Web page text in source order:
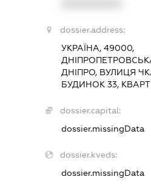
dossier.address:
УКРАЇНА, 49000,
ДНІПРО, ВУЛИЦЯ
БУДИНОК 33,
dossier.capital:
dossier.missingData
dossier.kveds:
dossier.missingData